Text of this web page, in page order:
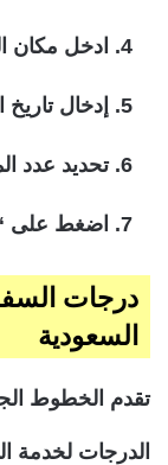
ادخل مكان
إدخال تاريخ
تحديد عدد
اضغط على
درجات
السعودية
تقدم الخطوط
الدرجات لخدمة